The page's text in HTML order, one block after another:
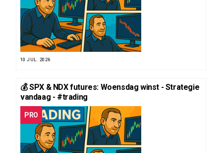
10 JUL. 2026
💰 SPX & NDX futures: Woensdag winst - Strategie
vandaag - #trading
PRO